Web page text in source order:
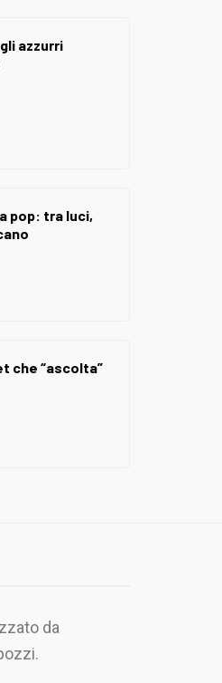
azzurri
pop: tra luci,
che “ascolta”
da